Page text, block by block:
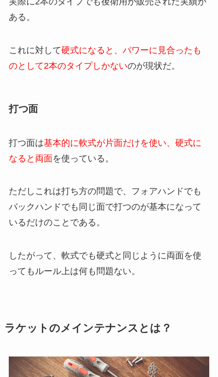
ある。
これに対して硬式になると、パワーに見合ったも
のとして2本のタイプしかないのが現状だ。
打つ面
打つ面は基本的に軟式が片面だけを使い、硬式に
なると両面を使っている。
ただしこれは打ち方の問題で、フォアハンドでも
バックハンドでも同じ面で打つのが基本になって
いるだけのことである。
したがって、軟式でも硬式と同じように両面を使
ってもルール上は何も問題ない。
ラケットのメインテナンスとは？